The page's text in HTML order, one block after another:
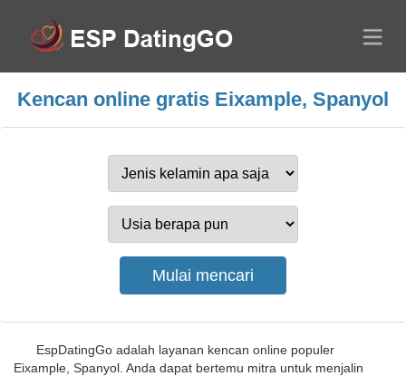
Kencan online gratis Eixample, Spanyol
EspDatingGo adalah layanan kencan online populer
Eixample, Spanyol. Anda dapat bertemu mitra untuk menjalin